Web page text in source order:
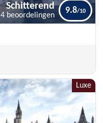
Schitterend
4 beoordelingen
9.8
Luxe